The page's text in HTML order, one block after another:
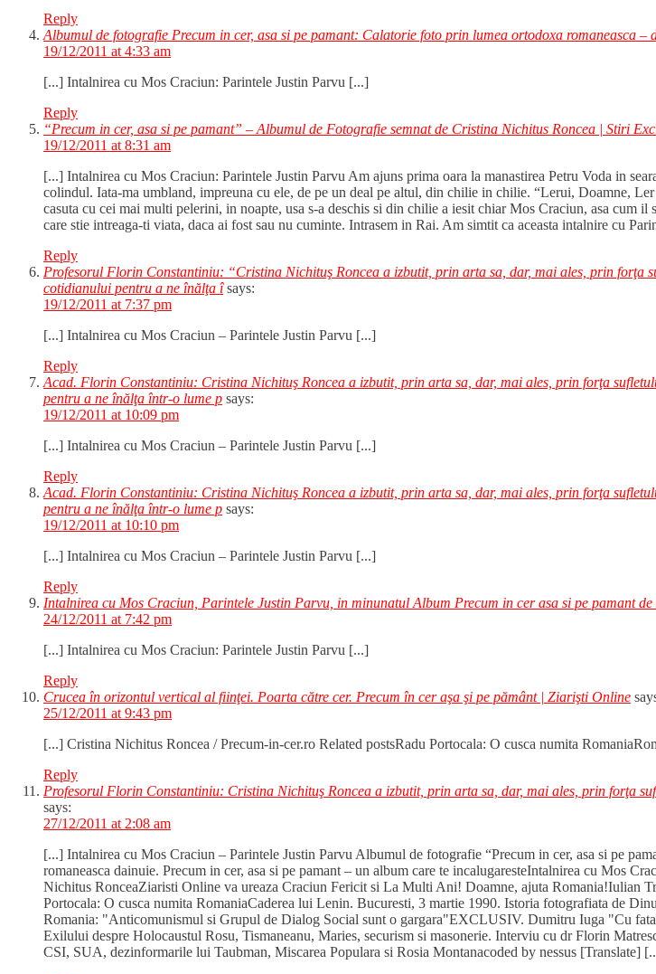
Reply
Albumul de fotografie Precum in cer, asa si pe pamant: Calatorie foto prin lumea ortodoxa romaneasca
19/12/2011 at 4:33 am
[...] Intalnirea cu Mos Craciun: Parintele Justin Parvu [...]
Reply
“Precum in cer, asa si pe pamant” – Albumul de Fotografie semnat de Cristina Nichitus Roncea | Stiri
19/12/2011 at 8:31 am
[...] Intalnirea cu Mos Craciun: Parintele Justin Parvu Am ajuns prima oara la manastirea Petru Voda in
colindul. Iata-ma umbland, impreuna cu ele, de pe un deal pe altul, din chilie in chilie. “Lerui, Doamne,
casuta cu cei mai multi pelerini, in noapte, usa s-a deschis si din chilie a iesit chiar Mos Craciun, asa cum
care stie intreaga-ti viata, daca ai fost sau nu cuminte. Intrasem in Rai. Am simtit ca aceasta intalnire cu
Reply
Profesorul Florin Constantiniu: “Cristina Nichituş Roncea a izbutit, prin arta sa, dar, mai ales, prin forţa
cotidianului pentru a ne înălţa î says:
19/12/2011 at 7:37 pm
[...] Intalnirea cu Mos Craciun – Parintele Justin Parvu [...]
Reply
Acad. Florin Constantiniu: Cristina Nichituş Roncea a izbutit, prin arta sa, dar, mai ales, prin forţa
pentru a ne înălţa într-o lume p says:
19/12/2011 at 10:09 pm
[...] Intalnirea cu Mos Craciun – Parintele Justin Parvu [...]
Reply
Acad. Florin Constantiniu: Cristina Nichituş Roncea a izbutit, prin arta sa, dar, mai ales, prin forţa
pentru a ne înălţa într-o lume p says:
19/12/2011 at 10:10 pm
[...] Intalnirea cu Mos Craciun – Parintele Justin Parvu [...]
Reply
Intalnirea cu Mos Craciun, Parintele Justin Parvu, in minunatul Album Precum in cer asa si pe pamant
24/12/2011 at 7:42 pm
[...] Intalnirea cu Mos Craciun: Parintele Justin Parvu [...]
Reply
Crucea în orizontul vertical al fiinţei. Poarta către cer. Precum în cer aşa şi pe pământ | Ziarişti Online
25/12/2011 at 9:43 pm
[...] Cristina Nichitus Roncea / Precum-in-cer.ro Related postsRadu Portocala: O cusca numita
Reply
Profesorul Florin Constantiniu: Cristina Nichituş Roncea a izbutit, prin arta sa, dar, mai ales, prin forţa
says:
27/12/2011 at 2:08 am
[...] Intalnirea cu Mos Craciun – Parintele Justin Parvu Albumul de fotografie “Precum in cer, asa si pe
romaneasca dainuie. Precum in cer, asa si pe pamant – un album care te incalugaresteIntalnirea cu Mos
Nichitus RonceaZiaristi Online va ureaza Craciun Fericit si La Multi Ani! Doamne, ajuta Romania!Iulian
Portocala: O cusca numita RomaniaCaderea lui Lenin. Bucuresti, 3 martie 1990. Istoria fotografiata de
Romania: "Anticomunismul si Grupul de Dialog Social sunt o gargara"EXCLUSIV. Dumitru Iuga "Cu
Exilului despre Holocaustul Rosu, Tismaneanu, Maries, securism si masonerie. Interviu cu dr Florin
CSI, SUA, dezinformarile lui Taubman, Miscarea Populara si Rosia Montanacoded by nessus [Translate]